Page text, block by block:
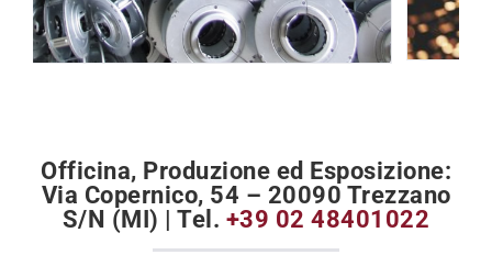
Officina, Produzione ed Esposizione:
Via Copernico, 54 – 20090 Trezzano
S/N (MI) | Tel. +39 02 48401022